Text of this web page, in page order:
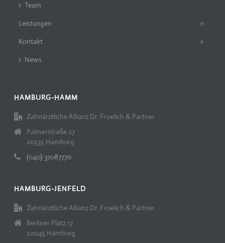
Team
Leistungen
Kontakt
News
HAMBURG-HAMM
Zahnärztliche Allianz Dr. Froelich & Partner
Palmerstraße 27
20535 Hamburg
(040) 37087770
HAMBURG-JENFELD
Zahnärztliche Allianz Dr. Froelich & Partner
Berliner Platz 17
22045 Hamburg